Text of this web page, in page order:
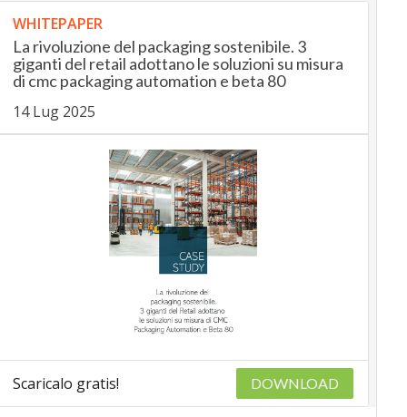
WHITEPAPER
La rivoluzione del packaging sostenibile. 3
giganti del retail adottano le soluzioni su misura
di cmc packaging automation e beta 80
14 Lug 2025
Scaricalo gratis! DOWNLOAD